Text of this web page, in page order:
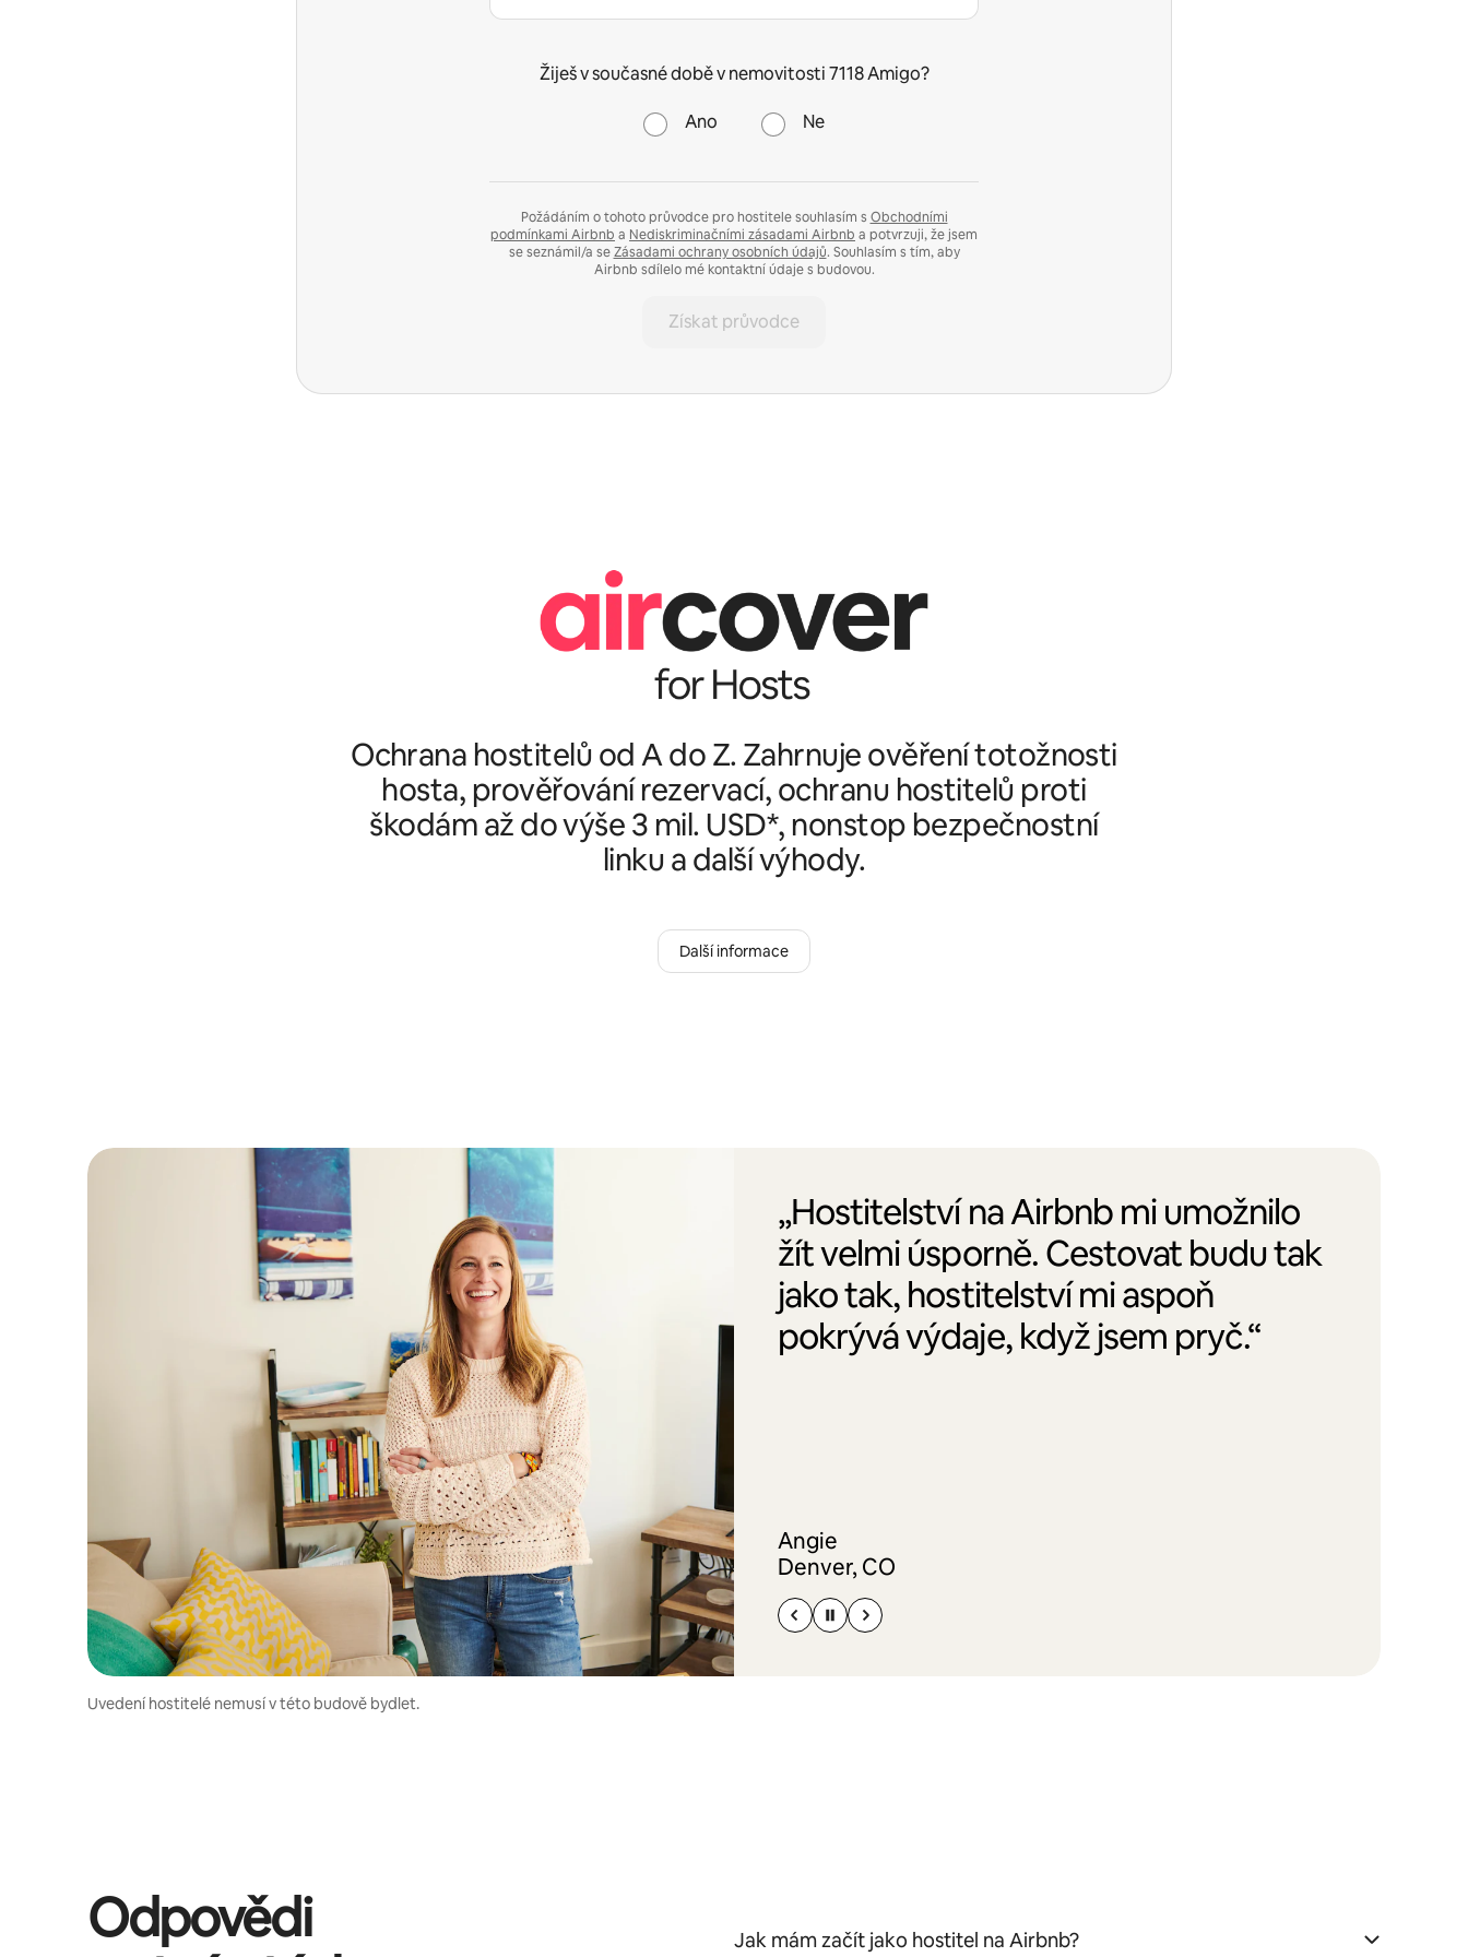
Žiješ v současné době v nemovitosti 7118 Amigo?
Ano Ne
Požádáním o tohoto průvodce pro hostitele souhlasím s Obchodními
podmínkami Airbnb a Nediskriminačními zásadami Airbnb a potvrzuji, že jsem
se seznámil/a seZásadami ochrany osobních údajů. Souhlasím s tím, aby
Airbnb sdílelo mé kontaktní údaje s budovou.
Získat průvodce
Ochrana hostitelů od A do Z. Zahrnuje ověření totožnosti
hosta, prověřování rezervací, ochranu hostitelů proti
škodám až do výše 3 mil. USD*, nonstop bezpečnostní
linku a další výhody.
Další informace
„Hostitelství na Airbnb mi umožnilo
žít velmi úsporně. Cestovat budu tak
jako tak, hostitelství mi aspoň
pokrývá výdaje, když jsem pryč.“
Angie
Denver, CO
Uvedení hostitelé nemusí v této budově bydlet.
Odpovědi
Jak mám začít jako hostitel na Airbnb?